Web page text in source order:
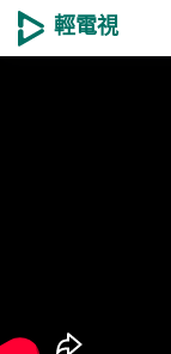
輕電視